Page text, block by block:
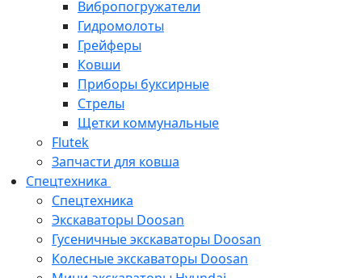
Вибропогружатели
Гидромолоты
Грейферы
Ковши
Приборы буксирные
Стрелы
Щетки коммунальные
Flutek
Запчасти для ковша
Спецтехника
Спецтехника
Экскаваторы Doosan
Гусеничные экскаваторы Doosan
Колесные экскаваторы Doosan